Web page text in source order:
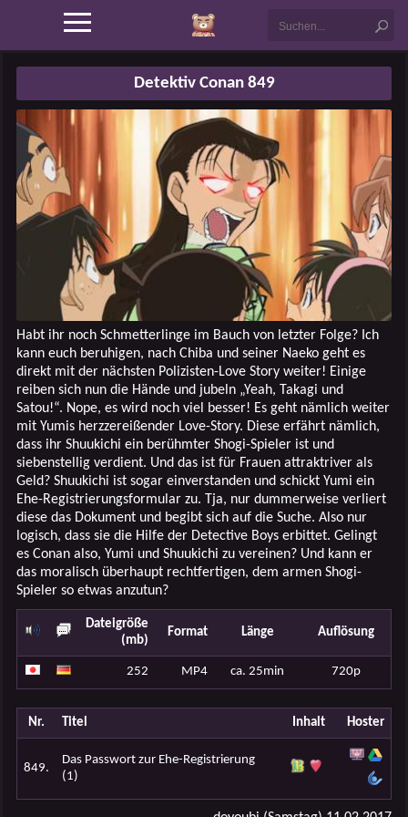
Detektiv Conan 849
Habt ihr noch Schmetterlinge im Bauch von letzter Folge? Ich
kann euch beruhigen, nach Chiba und seiner Naeko geht es
direkt mit der nächsten Polizisten-Love Story weiter! Einige
reiben sich nun die Hände und jubeln „Yeah, Takagi und
Satou!“. Nope, es wird noch viel besser! Es geht nämlich weiter
mit Yumis herzzereißender Love-Story. Diese erfährt nämlich,
dass ihr Shuukichi ein berühmter Shogi-Spieler ist und
siebenstellig verdient. Und das ist für Frauen attraktriver als
Geld? Shuukichi ist sogar einverstanden und schickt Yumi ein
Ehe-Registrierungsformular zu. Tja, nur dummerweise verliert
diese das Dokument und begibt sich auf die Suche. Also nur
logisch, dass sie die Hilfe der Detective Boys erbittet. Gelingt
es Conan also, Yumi und Shuukichi zu vereinen? Und kann er
das moralisch überhaupt rechtfertigen, dem armen Shogi-
Spieler so etwas anzutun?
Dateigröße
(mb)
Format Länge Auflösung
252 MP4 ca. 25min 720p
Nr. Titel Inhalt Hoster
849.
Das Passwort zur Ehe-Registrierung
(1)